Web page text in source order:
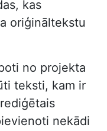
kas
oriģināltekstu
no projekta
teksti, kam ir
nekādi